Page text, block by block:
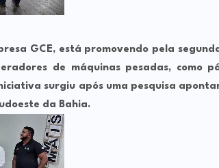
GCE, está promovendo pela
de máquinas pesadas, como
surgiu após uma pesquisa
da Bahia.